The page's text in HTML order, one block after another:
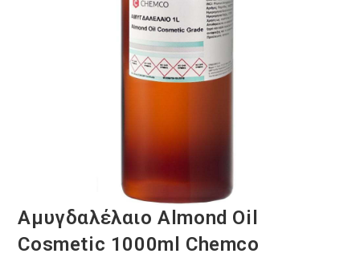
Αμυγδαλέλαιο Almond Oil
Cosmetic 1000ml Chemco